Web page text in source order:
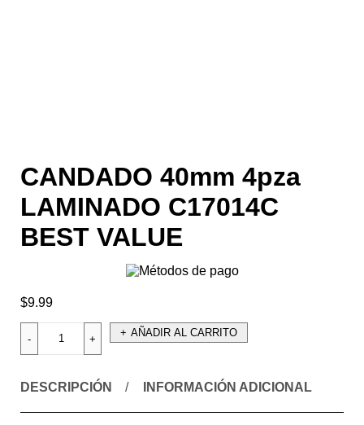
CANDADO 40mm 4pza
LAMINADO C17014C
BEST VALUE
$9.99
AÑADIR AL CARRITO
DESCRIPCIÓN INFORMACIÓN ADICIONAL